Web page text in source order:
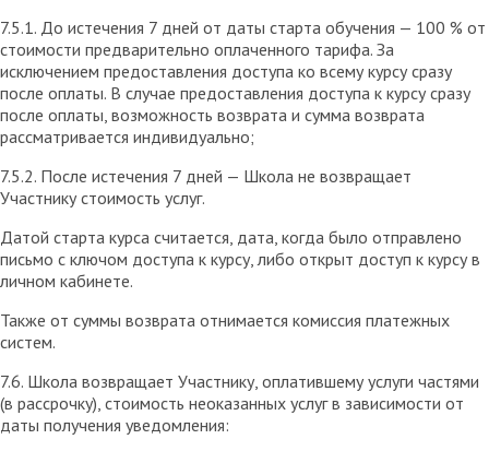
7.5.1. До истечения 7 дней от даты старта обучения — 100 % от
стоимости предварительно оплаченного тарифа. За
исключением предоставления доступа ко всему курсу сразу
после оплаты. В случае предоставления доступа к курсу сразу
после оплаты, возможность возврата и сумма возврата
рассматривается индивидуально;
7.5.2. После истечения 7 дней — Школа не возвращает
Участнику стоимость услуг.
Датой старта курса считается, дата, когда было отправлено
письмо с ключом доступа к курсу, либо открыт доступ к курсу в
личном кабинете.
Также от суммы возврата отнимается комиссия платежных
систем.
7.6. Школа возвращает Участнику, оплатившему услуги частями
(в рассрочку), стоимость неоказанных услуг в зависимости от
даты получения уведомления: